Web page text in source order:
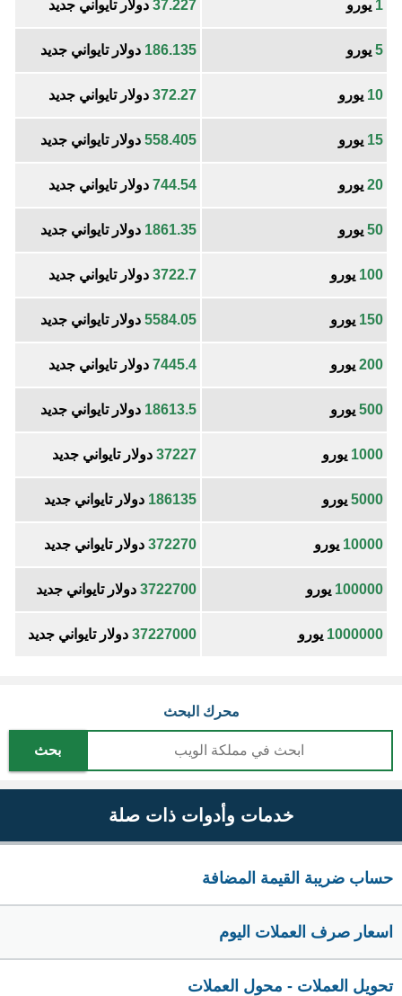
1 يورو 37.227 دولار تايواني جديد
5 يورو 186.135 دولار تايواني جديد
10 يورو 372.27 دولار تايواني جديد
15 يورو 558.405 دولار تايواني جديد
20 يورو 744.54 دولار تايواني جديد
50 يورو 1861.35 دولار تايواني جديد
100 يورو 3722.7 دولار تايواني جديد
150 يورو 5584.05 دولار تايواني جديد
200 يورو 7445.4 دولار تايواني جديد
500 يورو 18613.5 دولار تايواني جديد
1000 يورو 37227 دولار تايواني جديد
5000 يورو 186135 دولار تايواني جديد
10000 يورو 372270 دولار تايواني جديد
100000 يورو 3722700 دولار تايواني جديد
1000000 يورو 37227000 دولار تايواني جديد
محرك البحث
بحث
خدمات وأدوات ذات صلة
حساب ضريبة القيمة المضافة
اسعار صرف العملات اليوم
تحويل العملات - محول العملات